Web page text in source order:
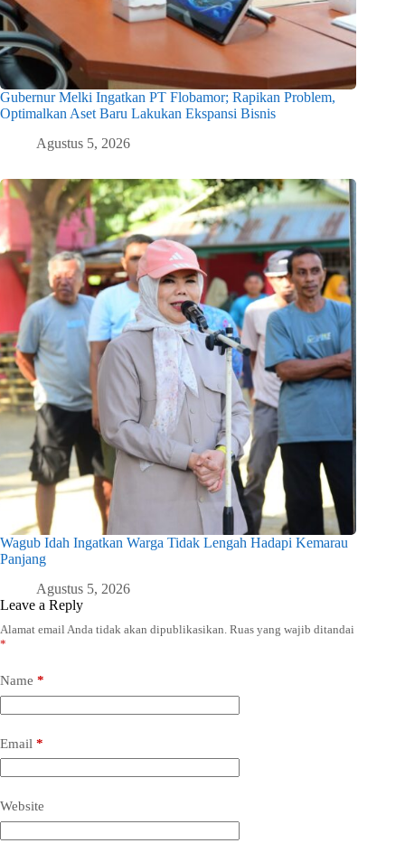
Gubernur Melki Ingatkan PT Flobamor; Rapikan Problem,
Optimalkan Aset Baru Lakukan Ekspansi Bisnis
Agustus 5, 2026
Wagub Idah Ingatkan Warga Tidak Lengah Hadapi Kemarau
Panjang
Agustus 5, 2026
Leave a Reply
Alamat email Anda tidak akan dipublikasikan. Ruas yang wajib ditandai
*
Name *
Email *
Website